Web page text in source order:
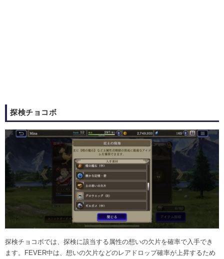
探検チョコボ
探検チョコボでは、探検に該当する属性の想いの欠片を確率で入手でき
ます。FEVER中は、想いの欠片などのレアドロップ確率が上昇するため